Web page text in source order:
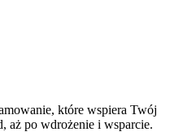
które wspiera Twój
aż po wdrożenie i wsparcie.